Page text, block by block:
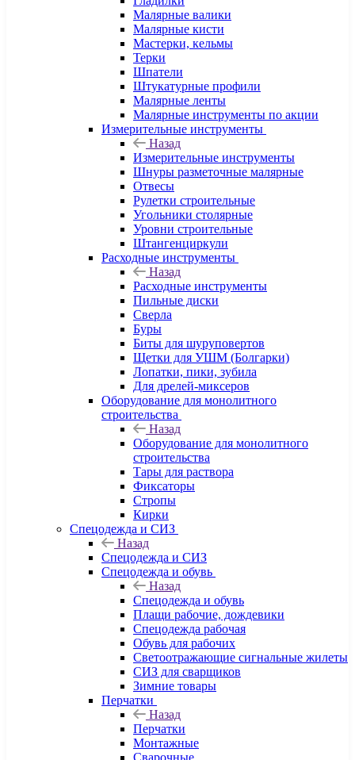
Малярные валики
Малярные кисти
Мастерки, кельмы
Терки
Шпатели
Штукатурные профили
Малярные ленты
Малярные инструменты по акции
Измерительные инструменты
Назад
Измерительные инструменты
Шнуры разметочные малярные
Отвесы
Рулетки строительные
Угольники столярные
Уровни строительные
Штангенциркули
Расходные инструменты
Назад
Расходные инструменты
Пильные диски
Сверла
Буры
Биты для шуруповертов
Щетки для УШМ (Болгарки)
Лопатки, пики, зубила
Для дрелей-миксеров
Оборудование для монолитного
строительства
Назад
Оборудование для монолитного
строительства
Тары для раствора
Фиксаторы
Стропы
Кирки
Спецодежда и СИЗ
Назад
Спецодежда и СИЗ
Спецодежда и обувь
Назад
Спецодежда и обувь
Плащи рабочие, дождевики
Спецодежда рабочая
Обувь для рабочих
Светоотражающие сигнальные жилеты
СИЗ для сварщиков
Зимние товары
Перчатки
Назад
Перчатки
Монтажные
Сварочные